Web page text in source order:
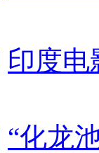
印度电
“化龙